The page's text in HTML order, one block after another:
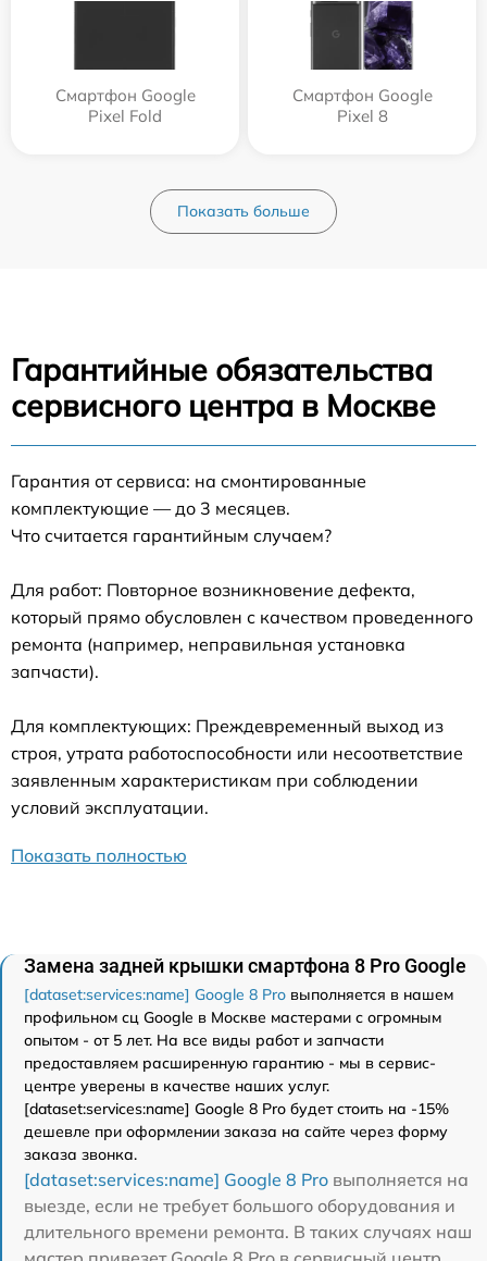
Смартфон Google
Pixel Fold
Смартфон Google
Pixel 8
Показать больше
Гарантийные обязательства
сервисного центра в Москве
Гарантия от сервиса: на смонтированные
комплектующие — до 3 месяцев.
Что считается гарантийным случаем?
Для работ: Повторное возникновение дефекта,
который прямо обусловлен с качеством проведенного
ремонта (например, неправильная установка
запчасти).
Для комплектующих: Преждевременный выход из
строя, утрата работоспособности или несоответствие
заявленным характеристикам при соблюдении
условий эксплуатации.
Показать полностью
Замена задней крышки смартфона 8 Pro Google
[dataset:services:name] Google 8 Pro выполняется в нашем
профильном сц Google в Москве мастерами с огромным
опытом - от 5 лет. На все виды работ и запчасти
предоставляем расширенную гарантию - мы в сервис-
центре уверены в качестве наших услуг.
[dataset:services:name] Google 8 Pro будет стоить на -15%
дешевле при оформлении заказа на сайте через форму
заказа звонка.
[dataset:services:name] Google 8 Pro выполняется на
выезде, если не требует большого оборудования и
длительного времени ремонта. В таких случаях наш